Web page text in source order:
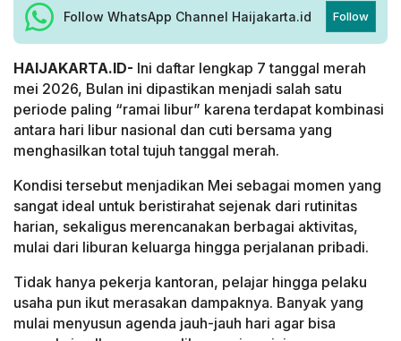
Follow WhatsApp Channel Haijakarta.id Follow
HAIJAKARTA.ID- Ini daftar lengkap 7 tanggal merah
mei 2026, Bulan ini dipastikan menjadi salah satu
periode paling “ramai libur” karena terdapat kombinasi
antara hari libur nasional dan cuti bersama yang
menghasilkan total tujuh tanggal merah.
Kondisi tersebut menjadikan Mei sebagai momen yang
sangat ideal untuk beristirahat sejenak dari rutinitas
harian, sekaligus merencanakan berbagai aktivitas,
mulai dari liburan keluarga hingga perjalanan pribadi.
Tidak hanya pekerja kantoran, pelajar hingga pelaku
usaha pun ikut merasakan dampaknya. Banyak yang
mulai menyusun agenda jauh-jauh hari agar bisa